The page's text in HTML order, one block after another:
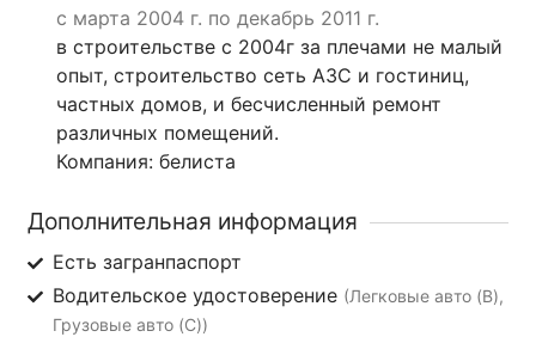
с марта 2004 г. по декабрь 2011 г.
в строительстве с 2004г за плечами не малый
опыт, строительство сеть АЗС и гостиниц,
частных домов, и бесчисленный ремонт
различных помещений.
Компания: белиста
Дополнительная информация
Есть загранпаспорт
Водительское удостоверение (Легковые авто (B),
Грузовые авто (C))